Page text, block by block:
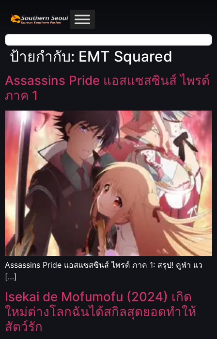
ป้ายกำกับ: EMT Squared
Assassins Pride แอสแซสซินส์ ไพรด์
ภาค 1
Assassins Pride แอสแซสซินส์ ไพรด์ ภาค 1: สรุป! คูฟ่า แว
[…]
Isekai de Mofumofu (2024) เกิด
ใหม่ต่างโลกฉันได้สกิลสุดยอดทำให้
สัตว์รัก